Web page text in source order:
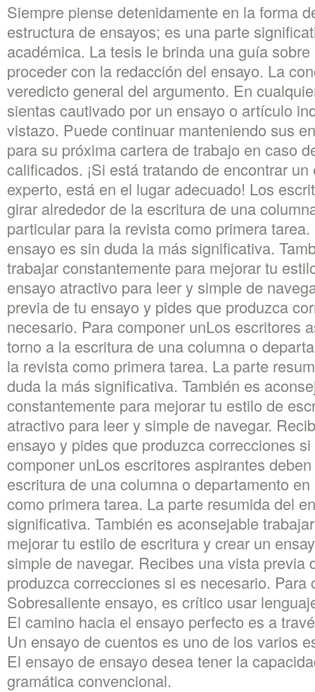
Siempre piense detenidamente en la forma
estructura de ensayos; es una parte
académica. La tesis le brinda una guía
proceder con la redacción del ensayo. La
veredicto general del argumento. En
sientas cautivado por un ensayo o artículo
vistazo. Puede continuar manteniendo sus
para su próxima cartera de trabajo en caso
calificados. ¡Si está tratando de encontrar
experto, está en el lugar adecuado! Los
girar alrededor de la escritura de una
particular para la revista como primera
ensayo es sin duda la más significativa.
trabajar constantemente para mejorar tu
ensayo atractivo para leer y simple de
previa de tu ensayo y pides que produzca
necesario. Para componer unLos escritores
torno a la escritura de una columna o
la revista como primera tarea. La parte
duda la más significativa. También es
constantemente para mejorar tu estilo de
atractivo para leer y simple de navegar.
ensayo y pides que produzca correcciones
componer unLos escritores aspirantes
escritura de una columna o departamento
como primera tarea. La parte resumida del
significativa. También es aconsejable
mejorar tu estilo de escritura y crear un
simple de navegar. Recibes una vista previa
produzca correcciones si es necesario. Para
Sobresaliente ensayo, es crítico usar
El camino hacia el ensayo perfecto es a
Un ensayo de cuentos es uno de los varios
El ensayo de ensayo desea tener la
gramática convencional.